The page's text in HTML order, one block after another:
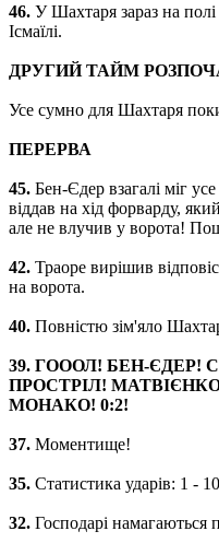
46. У Шахтаря зараз на полі
Ісмаїлі.
ДРУГИЙ ТАЙМ
Усе сумно для Шахтаря
ПЕРЕРВА
45. Бен-Єдер взагалі міг
віддав на хід форварду,
але не влучив у ворота!
42. Траоре вирішив
на ворота.
40. Повністю зім'яло
39. ГОООЛ! БЕН-ЄДЕР!
ПРОСТРІЛ!
МОНАКО! 0:2!
37. Моментище!
35. Статистика ударів: 1 -
32. Господарі намагаються